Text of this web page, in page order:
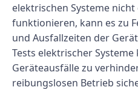
elektrischen Systeme
funktionieren, kann es zu
und Ausfallzeiten der
Tests elektrischer
Geräteausfälle zu
reibungslosen Betrieb